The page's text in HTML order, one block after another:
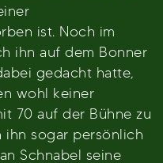
ist. Noch im
ihn auf dem Bonner
gedacht hatte,
wohl keiner
70 auf der Bühne zu
ihn sogar persönlich
Schnabel seine